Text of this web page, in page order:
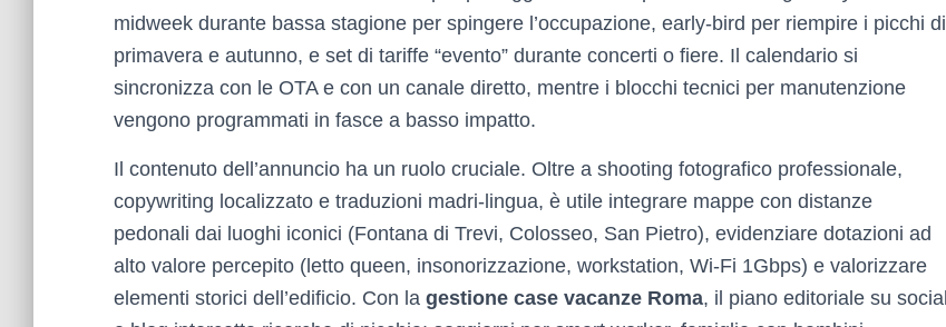
midweek durante bassa stagione per spingere l’occupazione, early-bird per riempire i picchi di
primavera e autunno, e set di tariffe “evento” durante concerti o fiere. Il calendario si
sincronizza con le OTA e con un canale diretto, mentre i blocchi tecnici per manutenzione
vengono programmati in fasce a basso impatto.
Il contenuto dell’annuncio ha un ruolo cruciale. Oltre a shooting fotografico professionale,
copywriting localizzato e traduzioni madri-lingua, è utile integrare mappe con distanze
pedonali dai luoghi iconici (Fontana di Trevi, Colosseo, San Pietro), evidenziare dotazioni ad
alto valore percepito (letto queen, insonorizzazione, workstation, Wi-Fi 1Gbps) e valorizzare
elementi storici dell’edificio. Con la gestione case vacanze Roma, il piano editoriale su social